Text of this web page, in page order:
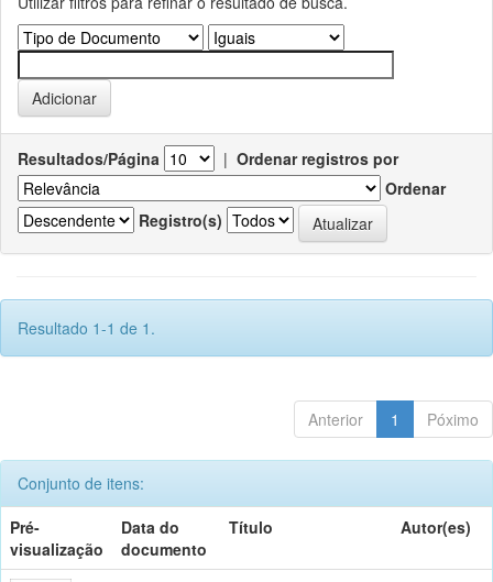
Resultados/Página | Ordenar registros por
Ordenar
Registro(s)
Resultado 1-1 de 1.
Anterior 1 Póximo
Conjunto de itens:
Pré-
visualização
Data do
documento
Título Autor(es)